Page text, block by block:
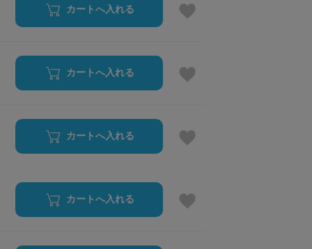
カートへ入れる
カートへ入れる
カートへ入れる
カートへ入れる